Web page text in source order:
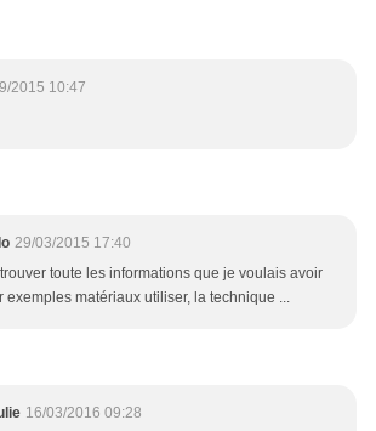
2015 10:47
29/03/2015 17:40
toute les informations que je voulais avoir
exemples matériaux utiliser, la technique ...
16/03/2016 09:28